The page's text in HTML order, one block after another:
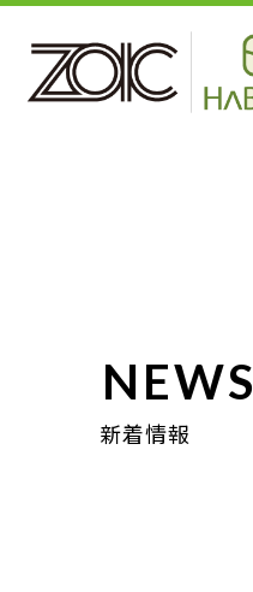
NEWS
新着情報